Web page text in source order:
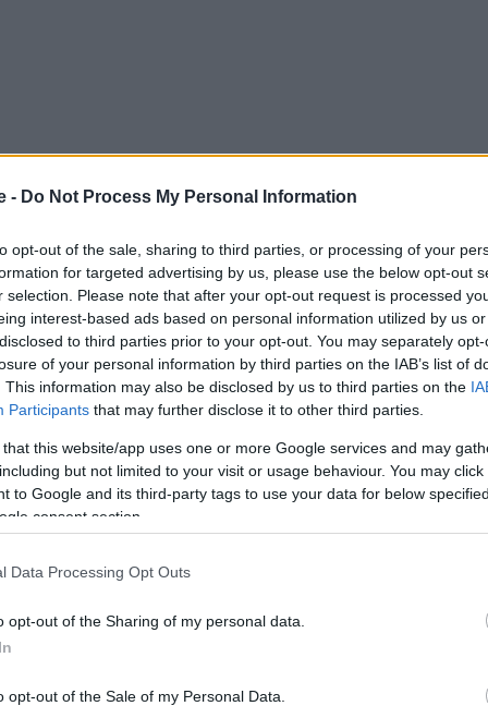
- Do Not Process My Personal Information
opt-out of the sale, sharing to third parties, or processing of your
for targeted advertising by us, please use the below opt-out
selection. Please note that after your opt-out request is processed
interest-based ads based on personal information utilized by us
to third parties prior to your opt-out. You may separately
of your personal information by third parties on the IAB’s list of
This information may also be disclosed by us to third parties on the
Participants that may further disclose it to other third parties.
this website/app uses one or more Google services and may
but not limited to your visit or usage behaviour. You may
to Google and its third-party tags to use your data for below
consent section.
Data Processing Opt Outs
opt-out of the Sharing of my personal data.
opt-out of the Sale of my Personal Data.
-